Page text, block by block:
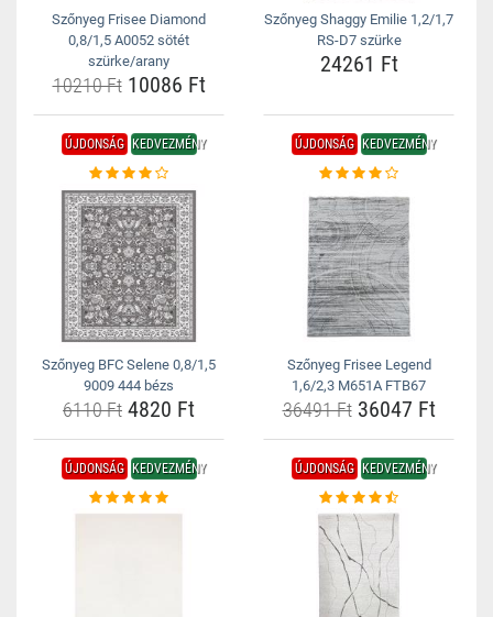
Szőnyeg Frisee Diamond
0,8/1,5 A0052 sötét
szürke/arany
10210 Ft10086 Ft
Szőnyeg Shaggy Emilie 1,2/1,7
RS-D7 szürke
24261 Ft
ÚJDONSÁG KEDVEZMÉNY
Szőnyeg BFC Selene 0,8/1,5
9009 444 bézs
6110 Ft 4820 Ft
ÚJDONSÁG KEDVEZMÉNY
Szőnyeg Frisee Legend
1,6/2,3 M651A FTB67
36491 Ft36047 Ft
ÚJDONSÁG KEDVEZMÉNY ÚJDONSÁG KEDVEZMÉNY